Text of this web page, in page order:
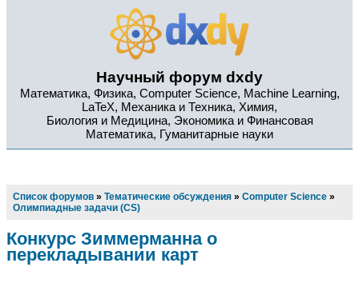
Научный форум dxdy
Математика, Физика, Computer Science, Machine Learning,
LaTeX, Механика и Техника, Химия,
Биология и Медицина, Экономика и Финансовая
Математика, Гуманитарные науки
Список форумов » Тематические обсуждения » Computer Science »
Олимпиадные задачи (CS)
Конкурс Зиммерманна о
перекладывании карт